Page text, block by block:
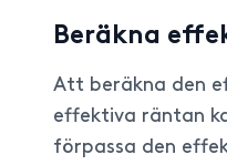
Beräkna
Att beräkna den
effektiva räntan
förpassa den